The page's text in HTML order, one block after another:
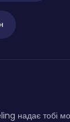
надає тобі